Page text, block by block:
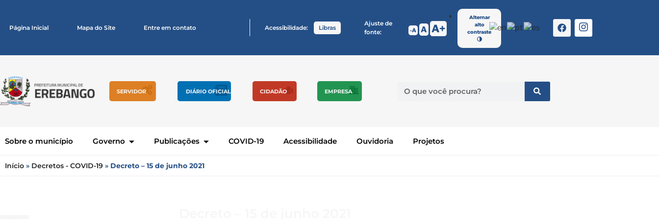
Página Inicial Mapa do Site Entre em contato Acessibilidade: Libras
Ajuste de
fonte:
A A A
Alternar
alto
contraste
SERVIDOR DIÁRIO OFICIAL CIDADÃO EMPRESA
Sobre o município Governo Publicações COVID-19 Acessibilidade Ouvidoria Projetos
Início » Decretos - COVID-19 » Decreto – 15 de junho 2021